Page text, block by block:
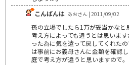
こんばんは あおさん | 2011/09/02
孫の立場でしたら1万が妥当かなと
考え方によっても違うとは思いま
った為に気を遣って戻してくれた
は事前にお義母さんに金額を確認
庭で考え方が違うと思いますので。